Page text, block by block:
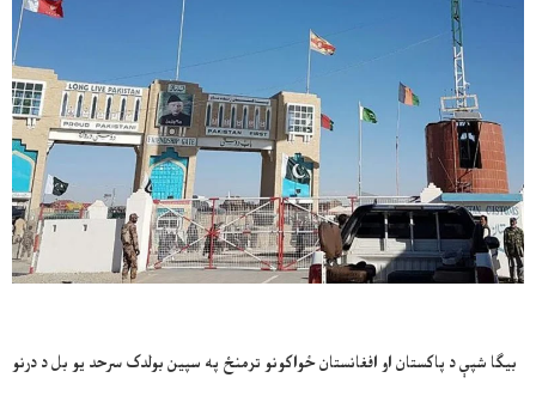
بیګا شپې د پاکستان او افغانستان ځواکونو ترمنځ په سپین بولدک سرحد یو بل د درنو